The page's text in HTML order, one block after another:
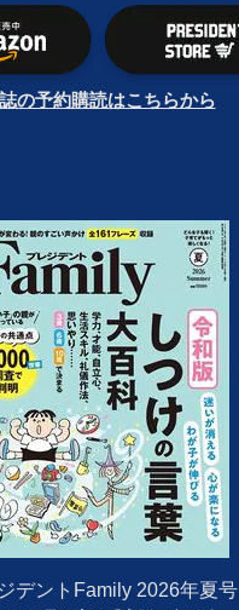
の予約購読はこちらから
デントFamily 2026年夏号